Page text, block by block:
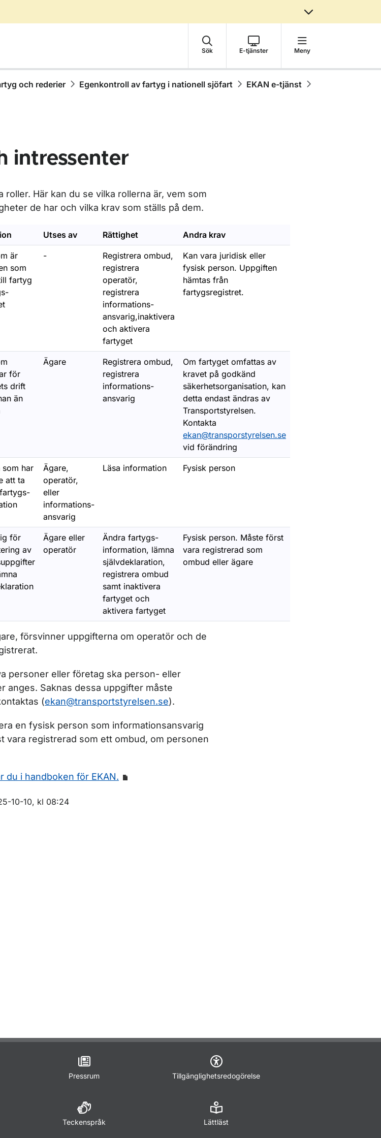
Sök E-tjänster Meny
och rederier Egenkontroll av fartyg i nationell sjöfart EKAN e-tjänst
tillstånd
och egenkontroll av fartyg och rederier
meter
meter och har fler än 12 passagerare
eller längre
24 meter
och ombyggnad
fartyg
(inre vattenvägar)
intressenter
roller. Här kan du se vilka rollerna är, vem som
de har och vilka krav som ställs på dem.
Utses av Rättighet Andra krav
är
som
fartyg
-
Registrera ombud,
registrera
operatör,
registrera
informations-
ansvarig,inaktivera
och aktivera
fartyget
Kan vara juridisk eller
fysisk person. Uppgiften
hämtas från
fartygsregistret.
för
drift
än
Ägare
Registrera ombud,
registrera
informations-
ansvarig
Om fartyget omfattas av
kravet på godkänd
säkerhetsorganisation, kan
detta endast ändras av
Transportstyrelsen.
Kontakta
ekan@transporstyrelsen.se
vid förändring
som har
att ta
Ägare,
operatör,
eller
informations-
ansvarig
Läsa information Fysisk person
för
av
Ägare eller
operatör
Ändra fartygs-
information, lämna
självdeklaration,
registrera ombud
samt inaktivera
fartyget och
aktivera fartyget
Fysisk person. Måste först
vara registrerad som
ombud eller ägare
försvinner uppgifterna om operatör och de
personer eller företag ska person- eller
anges. Saknas dessa uppgifter måste
(ekan@transportstyrelsen.se).
en fysisk person som informationsansvarig
vara registrerad som ett ombud, om personen
du i handboken för EKAN.
10-10, kl 08:24
Pressrum Tillgänglighetsredogörelse
Teckenspråk Lättläst